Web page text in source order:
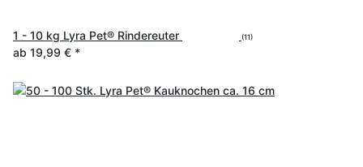
1 - 10 kg Lyra Pet® Rindereuter (11)
ab 19,99 € *